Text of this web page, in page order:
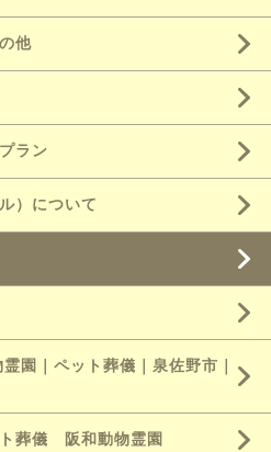
他
ラン
）について
園｜ペット葬儀｜泉佐野市｜
葬儀 阪和動物霊園